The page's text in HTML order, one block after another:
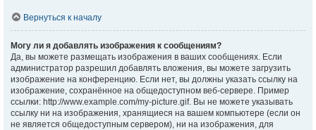
Вернуться к началу
Могу ли я добавлять изображения к сообщениям?
Да, вы можете размещать изображения в ваших сообщениях. Если
администратор разрешил добавлять вложения, вы можете загрузить
изображение на конференцию. Если нет, вы должны указать ссылку на
изображение, сохранённое на общедоступном веб-сервере. Пример
ссылки: http://www.example.com/my-picture.gif. Вы не можете указывать
ссылку ни на изображения, хранящиеся на вашем компьютере (если он
не является общедоступным сервером), ни на изображения, для